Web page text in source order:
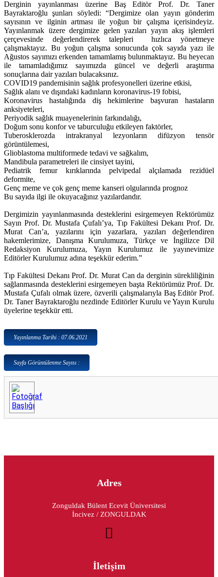
Derginin yayınlanması üzerine Baş Editör Prof. Dr. Taner
Bayraktaroğlu şunları söyledi: “Dergimize olan yayın gönderim
sayısının ve ilginin artması ile yoğun bir çalışma içerisindeyiz.
Yayınlanmak üzere dergimize gelen yazıları yayın akış işlemleri
çerçevesinde değerlendirerek talepleri hızlıca yönetmeye
çalışmaktayız. Bu yoğun çalışma sonucunda çok sayıda yazı ile
Ağustos sayımızı erkenden tamamlamış bulunmaktayız. Bu heyecan
ile tamamladığımız sayımızda güncel ve değerli araştırma
sonuçlarına dair yazıları bulacaksınız.
COVID19 pandemisinin sağlık profesyonelleri üzerine etkisi,
Sağlık alanı ve dışındaki kadınların koronavirus-19 fobisi,
Koronavirus hastalığında diş hekimlerine başvuran hastaların
anksiyeteleri,
Periyodik sağlık muayenelerinin farkındalığı,
Doğum sonu konfor ve taburculuğu etkileyen faktörler,
Tuberosklerozda intrakranyal lezyonların difüzyon tensör
görüntülemesi,
Glioblastoma multiformede tedavi ve sağkalım,
Mandibula parametreleri ile cinsiyet tayini,
Pediatrik femur kırıklarında pelvipedal alçılamada rezidüel
deformite,
Genç meme ve çok genç meme kanseri olgularında prognoz
Bu sayıda ilgi ile okuyacağınız yazılardandır.
Dergimizin yayınlanmasında desteklerini esirgemeyen Rektörümüz
Sayın Prof. Dr. Mustafa Çufalı’ya, Tıp Fakültesi Dekanı Prof. Dr.
Murat Can’a, yazılarını için yazarlara, yazıları değerlendiren
hakemlerimize, Danışma Kurulumuza, Türkçe ve İngilizce Dil
Redaksiyon Kurulumuza, Yayın Kurulumuz ile yayınevimize
Editörler Kurulumuz adına teşekkür ederim.”
Tıp Fakültesi Dekanı Prof. Dr. Murat Can da derginin sürekliliğinin
sağlanmasında desteklerini esirgemeyen başta Rektörümüz Prof. Dr.
Mustafa Çufalı olmak üzere, özverili çalışmalarıyla Baş Editör Prof.
Dr. Taner Bayraktaroğlu nezdinde Editörler Kurulu ve Yayın Kurulu
üyelerine teşekkür etti.
Yayınlanma Tarihi : 07.06.2021
Sayfa Görüntülenme Sayısı :
Adres
Zonguldak Bülent Ecevit Üniversitesi
İncivez / ZONGULDAK
İletişim